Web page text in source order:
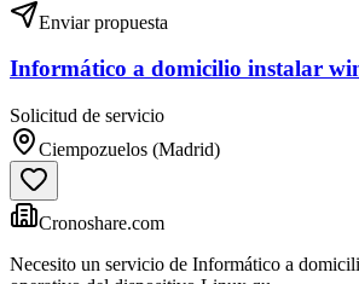
Enviar propuesta
Informático a domicilio instalar
Solicitud de servicio
Ciempozuelos (Madrid)
Cronoshare.com
Necesito un servicio de Informático a